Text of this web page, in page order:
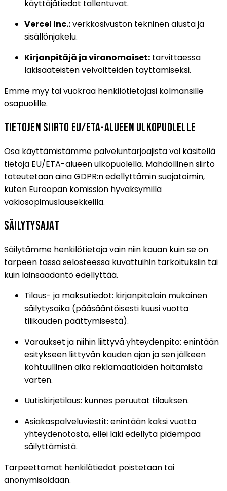
käyttäjätiedot tallentuvat.
Vercel Inc.:verkkosivuston tekninen alusta ja
sisällönjakelu.
Kirjanpitäjä ja viranomaiset: tarvittaessa
lakisääteisten velvoitteiden täyttämiseksi.
Emme myy tai vuokraa henkilötietojasi kolmansille
osapuolille.
Tietojen siirto EU/ETA-alueen ulkopuolelle
Osa käyttämistämme palveluntarjoajista voi käsitellä
tietoja EU/ETA-alueen ulkopuolella. Mahdollinen siirto
toteutetaan aina GDPR:n edellyttämin suojatoimin,
kuten Euroopan komission hyväksymillä
vakiosopimuslausekkeilla.
Säilytysajat
Säilytämme henkilötietoja vain niin kauan kuin se on
tarpeen tässä selosteessa kuvattuihin tarkoituksiin tai
kuin lainsäädäntö edellyttää.
Tilaus- ja maksutiedot: kirjanpitolain mukainen
säilytysaika (pääsääntöisesti kuusi vuotta
tilikauden päättymisestä).
Varaukset ja niihin liittyvä yhteydenpito: enintään
esitykseen liittyvän kauden ajan ja sen jälkeen
kohtuullinen aika reklamaatioiden hoitamista
varten.
Uutiskirjetilaus: kunnes peruutat tilauksen.
Asiakaspalveluviestit: enintään kaksi vuotta
yhteydenotosta, ellei laki edellytä pidempää
säilyttämistä.
Tarpeettomat henkilötiedot poistetaan tai
anonymisoidaan.